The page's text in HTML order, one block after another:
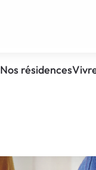
Nos résidences